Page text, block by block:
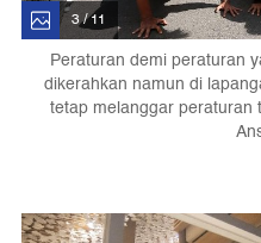
3 / 11
Peraturan demi peraturan
dikerahkan namun di
tetap melanggar peraturan